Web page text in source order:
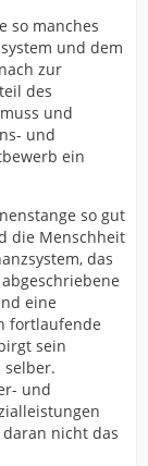
so manches
und dem
zur
des
und
und
ein
so gut
die Menschheit
das
eine
fortlaufende
sein
selber.
und
nicht das